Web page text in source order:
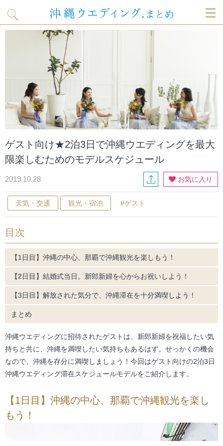
g
l
e
a
v
i
g
ゲスト向け★2泊3日で沖縄ウエディングを最大
限楽しむためのモデルスケジュール
2019.10.28 お気に入り
天気・交通 観光・宿泊 #ゲスト
目次
【1日目】沖縄の中心、那覇で沖縄観光を楽しもう！
【2日目】結婚式当日。新郎新婦を心からお祝いしよう！
【3日目】解放された気分で、沖縄滞在を十分満喫しよう！
まとめ
沖縄ウエディングに招待されたゲストは、新郎新婦を祝福したい気
持ちと共に、沖縄を満喫したい気持ちもあるはず。せっかくの機会
なので、沖縄を存分に満喫しましょう！今回はゲスト向けの2泊3日
沖縄ウエディング滞在スケジュールモデルをご紹介します。
【1日目】沖縄の中心、那覇で沖縄観光を楽し
もう！